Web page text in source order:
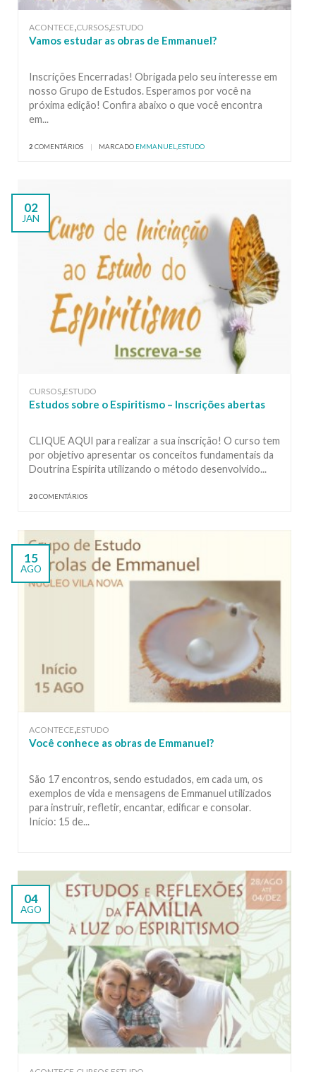
ACONTECE,CURSOS,ESTUDO
Vamos estudar as obras de Emmanuel?
Inscrições Encerradas! Obrigada pelo seu interesse em
nosso Grupo de Estudos. Esperamos por você na
próxima edição! Confira abaixo o que você encontra
em...
2 COMENTÁRIOS MARCADO EMMANUEL,ESTUDO
02
JAN
CURSOS,ESTUDO
Estudos sobre o Espiritismo – Inscrições abertas
CLIQUE AQUI para realizar a sua inscrição! O curso tem
por objetivo apresentar os conceitos fundamentais da
Doutrina Espírita utilizando o método desenvolvido...
20COMENTÁRIOS
15
AGO
ACONTECE,ESTUDO
Você conhece as obras de Emmanuel?
São 17 encontros, sendo estudados, em cada um, os
exemplos de vida e mensagens de Emmanuel utilizados
para instruir, refletir, encantar, edificar e consolar.
Início: 15 de...
04
AGO